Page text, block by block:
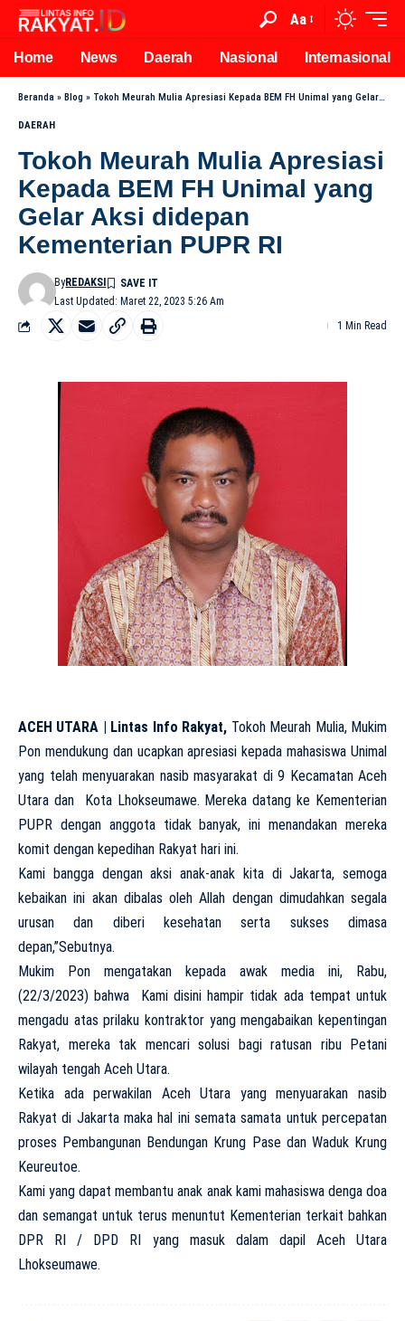
Aa
Home News Daerah Nasional Internasional
Beranda » Blog » Tokoh Meurah Mulia Apresiasi Kepada BEM FH Unimal yang Gelar Aksi didepan Kementerian PUPR RI
DAERAH
Tokoh Meurah Mulia Apresiasi
Kepada BEM FH Unimal yang
Gelar Aksi didepan
Kementerian PUPR RI
Last Updated: Maret 22, 2023 5:26 Am
ByREDAKSI
1 Min Read
ACEH UTARA | Lintas Info Rakyat, Tokoh Meurah Mulia, Mukim
Pon mendukung dan ucapkan apresiasi kepada mahasiswa Unimal
yang telah menyuarakan nasib masyarakat di 9 Kecamatan Aceh
Utara dan Kota Lhokseumawe. Mereka datang ke Kementerian
PUPR dengan anggota tidak banyak, ini menandakan mereka
komit dengan kepedihan Rakyat hari ini.
Kami bangga dengan aksi anak-anak kita di Jakarta, semoga
kebaikan ini akan dibalas oleh Allah dengan dimudahkan segala
urusan dan diberi kesehatan serta sukses dimasa
depan,”Sebutnya.
Mukim Pon mengatakan kepada awak media ini, Rabu,
(22/3/2023) bahwa Kami disini hampir tidak ada tempat untuk
mengadu atas prilaku kontraktor yang mengabaikan kepentingan
Rakyat, mereka tak mencari solusi bagi ratusan ribu Petani
wilayah tengah Aceh Utara.
Ketika ada perwakilan Aceh Utara yang menyuarakan nasib
Rakyat di Jakarta maka hal ini semata samata untuk percepatan
proses Pembangunan Bendungan Krung Pase dan Waduk Krung
Keureutoe.
Kami yang dapat membantu anak anak kami mahasiswa denga doa
dan semangat untuk terus menuntut Kementerian terkait bahkan
DPR RI / DPD RI yang masuk dalam dapil Aceh Utara
Lhokseumawe.